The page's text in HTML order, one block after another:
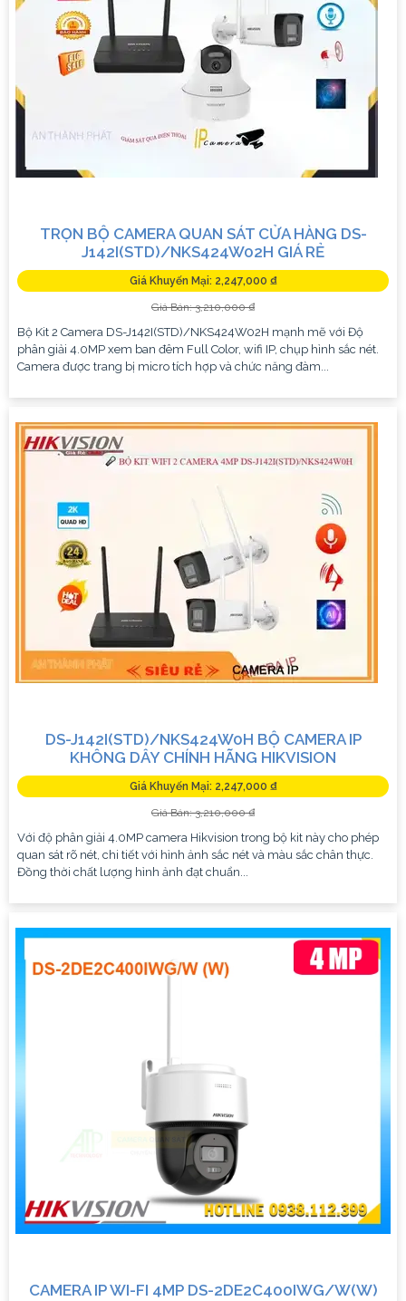
TRỌN BỘ CAMERA QUAN SÁT CỬA HÀNG DS-
J142I(STD)/NKS424W02H GIÁ RẺ
Giá Khuyến Mại: 2,247,000 ₫
Giá Bán: 3,210,000 ₫
Bộ Kit 2 Camera DS-J142I(STD)/NKS424W02H mạnh mẽ với Độ
phân giải 4.0MP xem ban đêm Full Color, wifi IP, chụp hình sắc nét.
Camera được trang bị micro tích hợp và chức năng đàm...
DS-J142I(STD)/NKS424W0H BỘ CAMERA IP
KHÔNG DÂY CHÍNH HÃNG HIKVISION
Giá Khuyến Mại: 2,247,000 ₫
Giá Bán: 3,210,000 ₫
Với độ phân giải 4.0MP camera Hikvision trong bộ kit này cho phép
quan sát rõ nét, chi tiết với hình ảnh sắc nét và màu sắc chân thực.
Đồng thời chất lượng hình ảnh đạt chuẩn...
CAMERA IP WI-FI 4MP DS-2DE2C400IWG/W(W)